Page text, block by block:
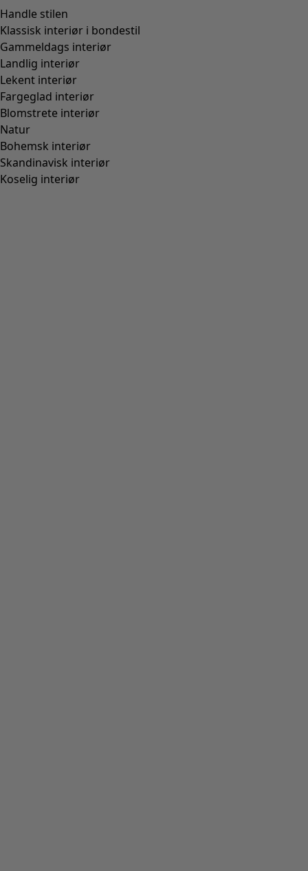
Handle stilen
Klassisk interiør i bondestil
Gammeldags interiør
Landlig interiør
Lekent interiør
Fargeglad interiør
Blomstrete interiør
Natur
Bohemsk interiør
Skandinavisk interiør
Koselig interiør